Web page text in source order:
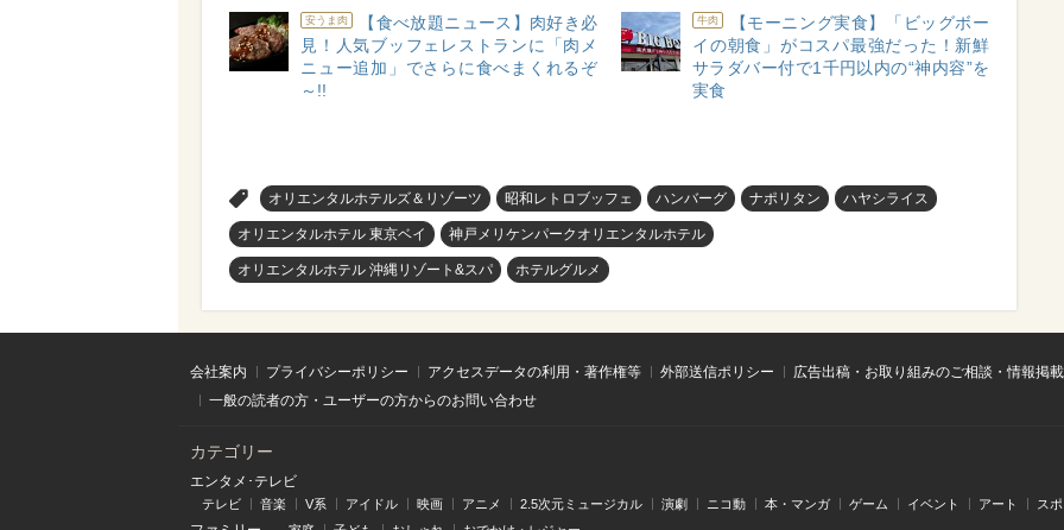
安うま肉
【食べ放題ニュース】肉好き必
見！人気ブッフェレストランに「肉メ
ニュー追加」でさらに食べまくれるぞ
～!!
牛肉
【モーニング実食】「ビッグボー
イの朝食」がコスパ最強だった！新鮮
サラダバー付で1千円以内の“神内容”を
実食
オリエンタルホテルズ＆リゾーツ 昭和レトロブッフェ ハンバーグ ナポリタン ハヤシライス
オリエンタルホテル 東京ベイ 神戸メリケンパークオリエンタルホテル
オリエンタルホテル 沖縄リゾート&スパ ホテルグルメ
会社案内 プライバシーポリシー アクセスデータの利用・著作権等 外部送信ポリシー
広告出稿・お取り組みのご相談・情報掲
一般の読者の方・ユーザーの方からのお問い合わせ
カテゴリー
エンタメ･テレビ
テレビ 音楽 V系 アイドル 映画 アニメ 2.5次元ミュージカル 演劇 ニコ動 本・マンガ ゲーム イベント アート ス